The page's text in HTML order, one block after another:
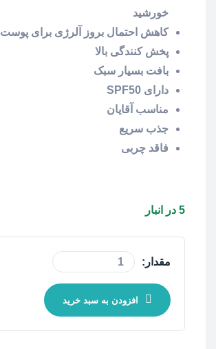
خورشید
کاهش احتمال بروز آلرژی برای پوست
پخش کنندگی بالا
بافت بسیار سبک
دارای SPF50
مناسب آقایان
جذب سریع
فاقد چربی
5 در انبار
مقدار:
افزودن به سبد خرید